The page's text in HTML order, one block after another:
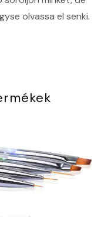
olvassa el senki.